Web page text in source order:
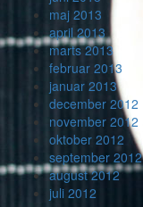
maj 2013
april 2013
marts 2013
februar 2013
januar 2013
december 2012
november 2012
oktober 2012
september 2012
august 2012
juli 2012